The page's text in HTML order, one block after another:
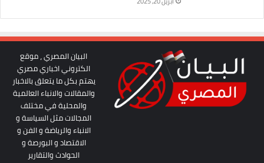
البيان المصري ، موقع
الكتروني اخباري مصري
يهتم بكل ما يتعلق بالاخبار
والمقالات والانباء العالمية
والمحلية في مختلف
المجالات مثل السياسة و
الانباء والرياضة و الفن و
الاقتصاد و البورصة و
الحوادث والتقارير